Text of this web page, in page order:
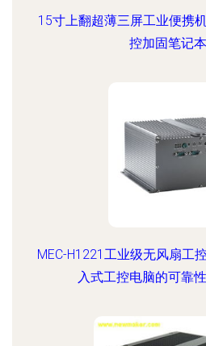
15寸上翻超薄三屏工业便携
控加固笔记
MEC-H1221工业级无风扇工
入式工控电脑的可靠